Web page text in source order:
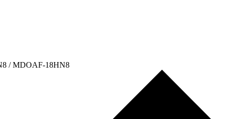
/ MDOAF-18HN8